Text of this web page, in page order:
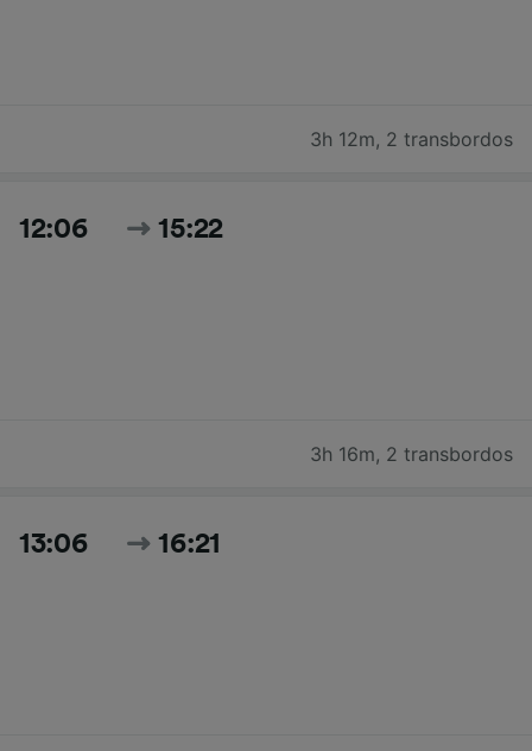
3h 12m, 2 transbordos
12:06 15:22
3h 16m, 2 transbordos
13:06 16:21